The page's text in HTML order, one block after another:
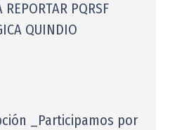
PQRSF
QUINDIO
_Participamos por